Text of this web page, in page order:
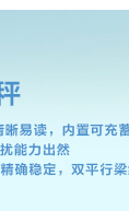
拉力计
电子拉力计
电子测力计